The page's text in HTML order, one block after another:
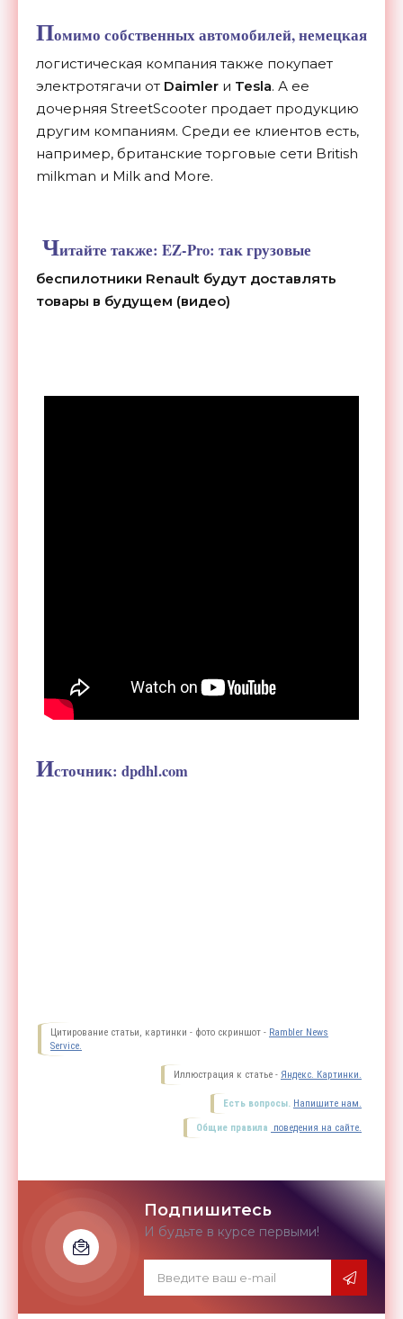
Помимо собственных автомобилей, немецкая
логистическая компания также покупает
электротягачи от Daimler и Tesla. А ее
дочерняя StreetScooter продает продукцию
другим компаниям. Среди ее клиентов есть,
например, британские торговые сети British
milkman и Milk and More.
Читайте также: EZ-Pro: так грузовые
беспилотники Renault будут доставлять
товары в будущем (видео)
Источник: dpdhl.com
Цитирование статьи, картинки - фото скриншот - Rambler News
Service.
Иллюстрация к статье - Яндекс. Картинки.
Есть вопросы. Напишите нам.
Общие правила поведения на сайте.
Подпишитесь
И будьте в курсе первыми!